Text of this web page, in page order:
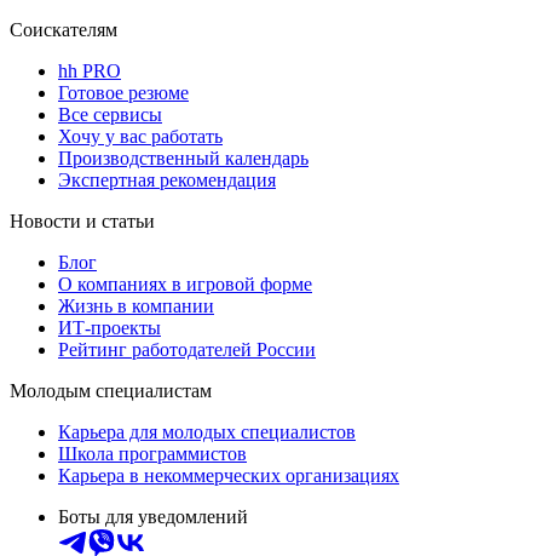
Соискателям
hh PRO
Готовое резюме
Все сервисы
Хочу у вас работать
Производственный календарь
Экспертная рекомендация
Новости и статьи
Блог
О компаниях в игровой форме
Жизнь в компании
ИТ-проекты
Рейтинг работодателей России
Молодым специалистам
Карьера для молодых специалистов
Школа программистов
Карьера в некоммерческих организациях
Боты для уведомлений